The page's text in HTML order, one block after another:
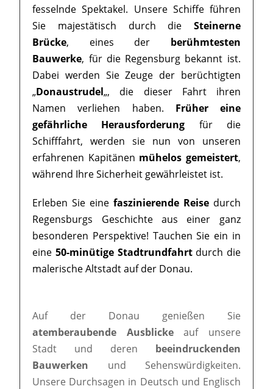
fesselnde Spektakel. Unsere Schiffe führen
Sie majestätisch durch die Steinerne
Brücke, eines der berühmtesten
Bauwerke, für die Regensburg bekannt ist.
Dabei werden Sie Zeuge der berüchtigten
„Donaustrudel„, die dieser Fahrt ihren
Namen verliehen haben. Früher eine
gefährliche Herausforderung für die
Schifffahrt, werden sie nun von unseren
erfahrenen Kapitänen mühelos gemeistert,
während Ihre Sicherheit gewährleistet ist.
Erleben Sie eine faszinierende Reisedurch
Regensburgs Geschichte aus einer ganz
besonderen Perspektive! Tauchen Sie ein in
eine 50-minütige Stadtrundfahrtdurch die
malerische Altstadt auf der Donau.
Auf der Donau genießen Sie
atemberaubende Ausblickeauf unsere
Stadt und deren beeindruckenden
Bauwerken und Sehenswürdigkeiten.
Unsere Durchsagen in Deutsch und Englisch